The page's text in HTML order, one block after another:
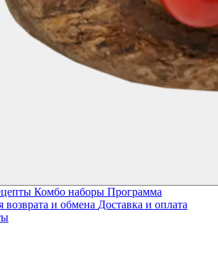
Комбо наборы Программа
возврата и обмена Доставка и оплата